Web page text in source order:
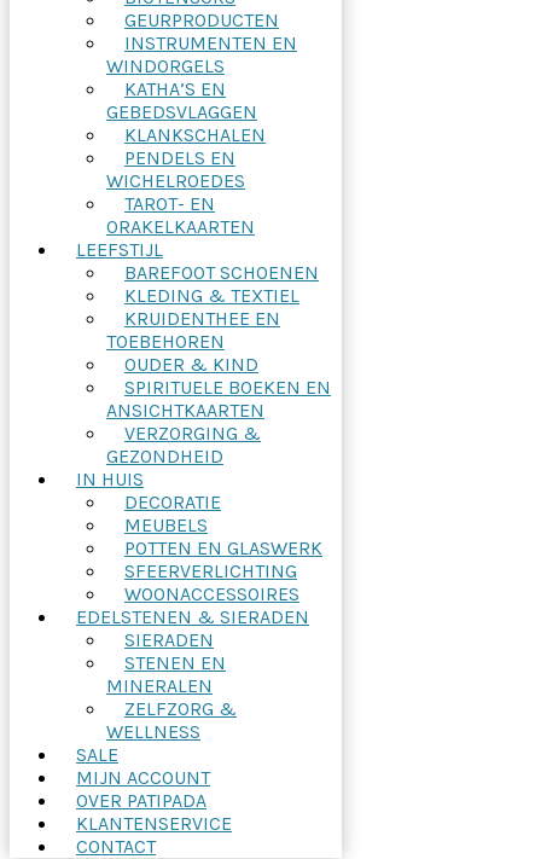
GEURPRODUCTEN
INSTRUMENTEN EN
WINDORGELS
KATHA’S EN
GEBEDSVLAGGEN
KLANKSCHALEN
PENDELS EN
WICHELROEDES
TAROT- EN
ORAKELKAARTEN
LEEFSTIJL
BAREFOOT SCHOENEN
KLEDING & TEXTIEL
KRUIDENTHEE EN
TOEBEHOREN
OUDER & KIND
SPIRITUELE BOEKEN EN
ANSICHTKAARTEN
VERZORGING &
GEZONDHEID
IN HUIS
DECORATIE
MEUBELS
POTTEN EN GLASWERK
SFEERVERLICHTING
WOONACCESSOIRES
EDELSTENEN & SIERADEN
SIERADEN
STENEN EN
MINERALEN
ZELFZORG &
WELLNESS
SALE
MIJN ACCOUNT
OVER PATIPADA
KLANTENSERVICE
CONTACT